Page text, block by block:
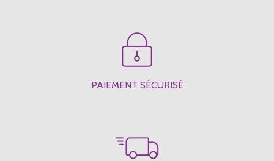
PAIEMENT SÉCURISÉ